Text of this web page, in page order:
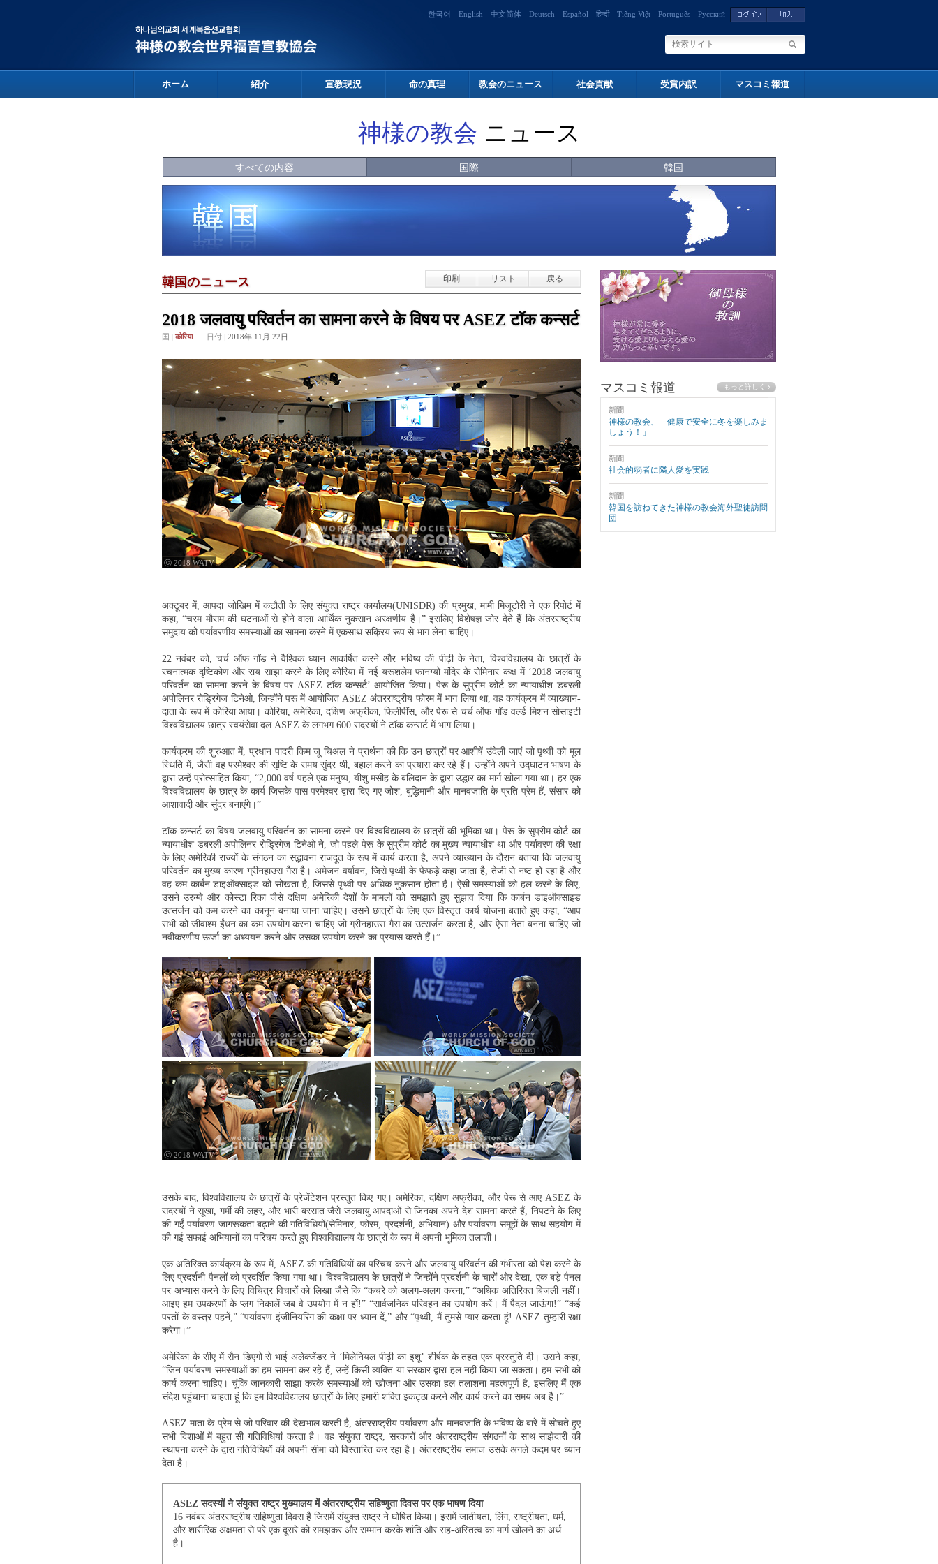
한국어 English 中文简体 Deutsch Español हिन्दी Tiếng Việt Português Русский
ホーム 紹介 宣教現況 命の真理 教会のニュース 社会貢献 受賞内訳 マスコミ報道
神様の教会 ニュース
すべての内容 国際 韓国
韓国のニュース 印刷 リスト 戻る
2018 जलवायु परिवर्तन का सामना करने के विषय पर ASEZ टॉक कन्सर्ट
国 कोरिया 日付 2018年.11月.22日
ⓒ 2018 WATV
अक्टूबर में, आपदा जोखिम में कटौती के लिए संयुक्त राष्ट्र कार्यालय(UNISDR) की प्रमुख, मामी मिजूटोरी ने एक रिपोर्ट में
कहा, “चरम मौसम की घटनाओं से होने वाला आर्थिक नुकसान अरक्षणीय है।” इसलिए विशेषज्ञ जोर देते हैं कि अंतरराष्ट्रीय
समुदाय को पर्यावरणीय समस्याओं का सामना करने में एकसाथ सक्रिय रूप से भाग लेना चाहिए।
22 नवंबर को, चर्च ऑफ गॉड ने वैश्विक ध्यान आकर्षित करने और भविष्य की पीढ़ी के नेता, विश्वविद्यालय के छात्रों के
रचनात्मक दृष्टिकोण और राय साझा करने के लिए कोरिया में नई यरूशलेम फानग्यो मंदिर के सेमिनार कक्ष में ‘2018 जलवायु
परिवर्तन का सामना करने के विषय पर ASEZ टॉक कन्सर्ट’ आयोजित किया। पेरू के सुप्रीम कोर्ट का न्यायाधीश डबरली
अपोलिनर रोड्रिगेज टिनेओ, जिन्होंने परू में आयोजित ASEZ अंतरराष्ट्रीय फोरम में भाग लिया था, वह कार्यक्रम में व्याख्यान-
दाता के रूप में कोरिया आया। कोरिया, अमेरिका, दक्षिण अफ्रीका, फिलीपींस, और पेरू से चर्च ऑफ गॉड वर्ल्ड मिशन सोसाइटी
विश्वविद्यालय छात्र स्वयंसेवा दल ASEZ के लगभग 600 सदस्यों ने टॉक कन्सर्ट में भाग लिया।
कार्यक्रम की शुरुआत में, प्रधान पादरी किम जू चिअल ने प्रार्थना की कि उन छात्रों पर आशीषें उंदेली जाएं जो पृथ्वी को मूल
स्थिति में, जैसी वह परमेश्वर की सृष्टि के समय सुंदर थी, बहाल करने का प्रयास कर रहे हैं। उन्होंने अपने उद्घाटन भाषण के
द्वारा उन्हें प्रोत्साहित किया, “2,000 वर्ष पहले एक मनुष्य, यीशु मसीह के बलिदान के द्वारा उद्धार का मार्ग खोला गया था। हर एक
विश्वविद्यालय के छात्र के कार्य जिसके पास परमेश्वर द्वारा दिए गए जोश, बुद्धिमानी और मानवजाति के प्रति प्रेम हैं, संसार को
आशावादी और सुंदर बनाएंगे।”
टॉक कन्सर्ट का विषय जलवायु परिवर्तन का सामना करने पर विश्वविद्यालय के छात्रों की भूमिका था। पेरू के सुप्रीम कोर्ट का
न्यायाधीश डबरली अपोलिनर रोड्रिगेज टिनेओ ने, जो पहले पेरू के सुप्रीम कोर्ट का मुख्य न्यायाधीश था और पर्यावरण की रक्षा
के लिए अमेरिकी राज्यों के संगठन का सद्भावना राजदूत के रूप में कार्य करता है, अपने व्याख्यान के दौरान बताया कि जलवायु
परिवर्तन का मुख्य कारण ग्रीनहाउस गैस है। अमेजन वर्षावन, जिसे पृथ्वी के फेफड़े कहा जाता है, तेजी से नष्ट हो रहा है और
वह कम कार्बन डाइऑक्साइड को सोखता है, जिससे पृथ्वी पर अधिक नुकसान होता है। ऐसी समस्याओं को हल करने के लिए,
उसने उरुग्वे और कोस्टा रिका जैसे दक्षिण अमेरिकी देशों के मामलों को समझाते हुए सुझाव दिया कि कार्बन डाइऑक्साइड
उत्सर्जन को कम करने का कानून बनाया जाना चाहिए। उसने छात्रों के लिए एक विस्तृत कार्य योजना बताते हुए कहा, “आप
सभी को जीवाश्म ईंधन का कम उपयोग करना चाहिए जो ग्रीनहाउस गैस का उत्सर्जन करता है, और ऐसा नेता बनना चाहिए जो
नवीकरणीय ऊर्जा का अध्ययन करने और उसका उपयोग करने का प्रयास करते हैं।”
ⓒ 2018 WATV
उसके बाद, विश्वविद्यालय के छात्रों के प्रेजेंटेशन प्रस्तुत किए गए। अमेरिका, दक्षिण अफ्रीका, और पेरू से आए ASEZ के
सदस्यों ने सूखा, गर्मी की लहर, और भारी बरसात जैसे जलवायु आपदाओं से जिनका अपने देश सामना करते हैं, निपटने के लिए
की गईं पर्यावरण जागरूकता बढ़ाने की गतिविधियों(सेमिनार, फोरम, प्रदर्शनी, अभियान) और पर्यावरण समूहों के साथ सहयोग में
की गई सफाई अभियानों का परिचय करते हुए विश्वविद्यालय के छात्रों के रूप में अपनी भूमिका तलाशी।
एक अतिरिक्त कार्यक्रम के रूप में, ASEZ की गतिविधियों का परिचय करने और जलवायु परिवर्तन की गंभीरता को पेश करने के
लिए प्रदर्शनी पैनलों को प्रदर्शित किया गया था। विश्वविद्यालय के छात्रों ने जिन्होंने प्रदर्शनी के चारों ओर देखा, एक बड़े पैनल
पर अभ्यास करने के लिए विचित्र विचारों को लिखा जैसे कि “कचरे को अलग-अलग करना,” “अधिक अतिरिक्त बिजली नहीं।
आइए हम उपकरणों के प्लग निकालें जब वे उपयोग में न हों!” “सार्वजनिक परिवहन का उपयोग करें। मैं पैदल जाऊंगा!” “कई
परतों के वस्त्र पहनें,” “पर्यावरण इंजीनियरिंग की कक्षा पर ध्यान दें,” और “पृथ्वी, मैं तुमसे प्यार करता हूं! ASEZ तुम्हारी रक्षा
करेगा।”
अमेरिका के सीए में सैन डिएगो से भाई अलेक्जेंडर ने ‘मिलेनियल पीढ़ी का इशू’ शीर्षक के तहत एक प्रस्तुति दी। उसने कहा,
“जिन पर्यावरण समस्याओं का हम सामना कर रहे हैं, उन्हें किसी व्यक्ति या सरकार द्वारा हल नहीं किया जा सकता। हम सभी को
कार्य करना चाहिए। चूंकि जानकारी साझा करके समस्याओं को खोजना और उसका हल तलाशना महत्वपूर्ण है, इसलिए मैं एक
संदेश पहुंचाना चाहता हूं कि हम विश्वविद्यालय छात्रों के लिए हमारी शक्ति इकट्ठा करने और कार्य करने का समय अब है।”
ASEZ माता के प्रेम से जो परिवार की देखभाल करती है, अंतरराष्ट्रीय पर्यावरण और मानवजाति के भविष्य के बारे में सोचते हुए
सभी दिशाओं में बहुत सी गतिविधियां करता है। वह संयुक्त राष्ट्र, सरकारों और अंतरराष्ट्रीय संगठनों के साथ साझेदारी की
स्थापना करने के द्वारा गतिविधियों की अपनी सीमा को विस्तारित कर रहा है। अंतरराष्ट्रीय समाज उसके अगले कदम पर ध्यान
देता है।
ASEZ सदस्यों ने संयुक्त राष्ट्र मुख्यालय में अंतरराष्ट्रीय सहिष्णुता दिवस पर एक भाषण दिया
16 नवंबर अंतरराष्ट्रीय सहिष्णुता दिवस है जिसमें संयुक्त राष्ट्र ने घोषित किया। इसमें जातीयता, लिंग, राष्ट्रीयता, धर्म,
और शारीरिक अक्षमता से परे एक दूसरे को समझकर और सम्मान करके शांति और सह-अस्तित्व का मार्ग खोलने का अर्थ
है।
マスコミ報道
新聞
神様の教会、「健康で安全に冬を楽しみま
しょう！」
新聞
社会的弱者に隣人愛を実践
新聞
韓国を訪ねてきた神様の教会海外聖徒訪問
団